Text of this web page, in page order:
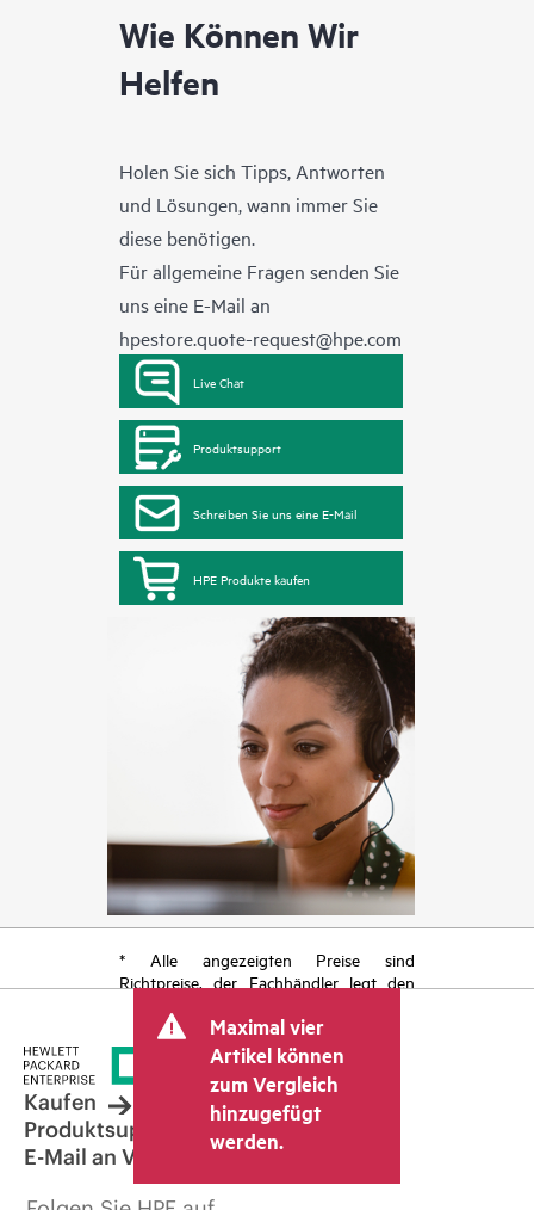
Wie Können Wir
Helfen
Holen Sie sich Tipps, Antworten
und Lösungen, wann immer Sie
diese benötigen.
Für allgemeine Fragen senden Sie
uns eine E-Mail an
hpestore.quote-request@hpe.com
Live Chat
Produktsupport
Schreiben Sie uns eine E-Mail
HPE Produkte kaufen
* Alle angezeigten Preise sind
Richtpreise, der Fachhändler legt den
kann weitere Gebühren wie
Mehrwertsteuer und Versandkosten
berücksichtigen. Der vom Fachhändler
festgelegte Transaktionspreis kann von
dem anderer Fachhändler und dem
angezeigten Richtpreis abweichen. Die
Richtpreise können zeitlich begrenzte
Sonderangebote enthalten. HPE behält
Maximal vier
Artikel können
zum Vergleich
hinzugefügt
werden.
Kaufen
Produktsupport
E-Mail an Vertrieb